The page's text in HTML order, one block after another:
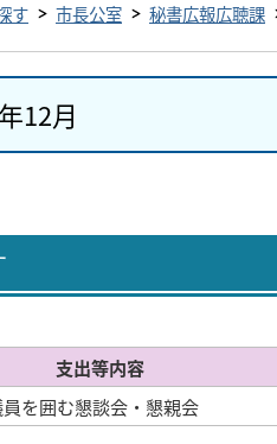
す 市長公室 秘書広報広聴課
12月
支出等内容
を囲む懇談会・懇親会